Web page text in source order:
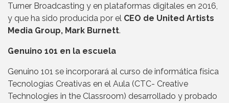
Turner Broadcasting y en plataformas digitales en 2016,
y que ha sido producida por el CEO de United Artists
Media Group, Mark Burnett.
Genuino 101 en la escuela
Genuino 101 se incorporará al curso de informática física
Tecnologías Creativas en el Aula (CTC- Creative
Technologies in the Classroom) desarrollado y probado